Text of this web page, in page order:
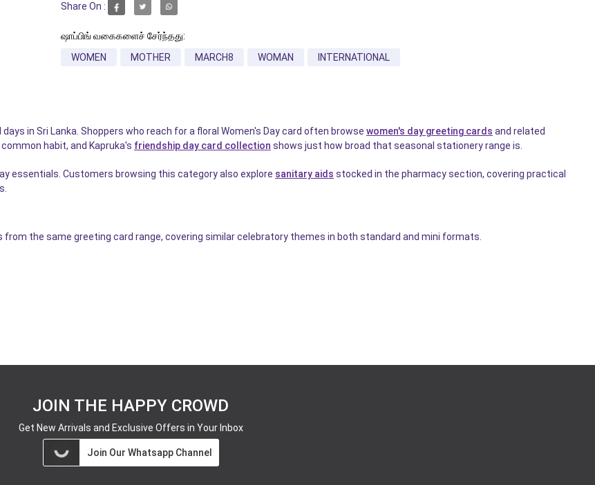
Share On :
ஷாப்பிங் வகைகளைச் சேர்ந்தது:
WOMEN
MOTHER MARCH8 WOMAN INTERNATIONAL
in Sri Lanka. Shoppers who reach for a floral Women's Day card often browse women's day greeting cards and related
habit, and Kapruka's friendship day card collection shows just how broad that seasonal stationery range is.
essentials. Customers browsing this category also explore sanitary aids stocked in the pharmacy section, covering practical
the same greeting card range, covering similar celebratory themes in both standard and mini formats.
JOIN THE HAPPY CROWD
Get New Arrivals and Exclusive Offers in Your Inbox
Join Our Whatsapp Channel